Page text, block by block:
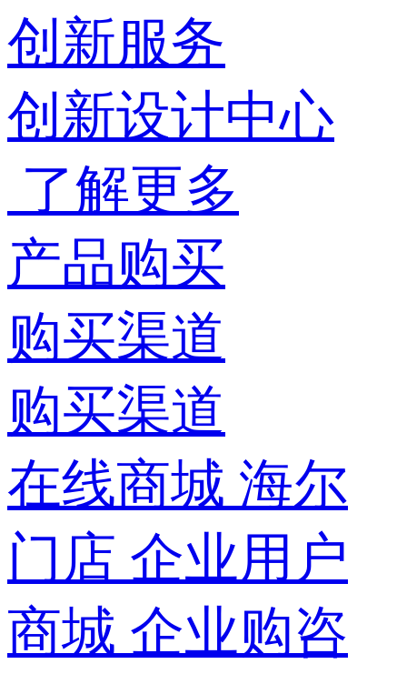
创新服务
创新设计中心
了解更多
产品购买
购买渠道
购买渠道
在线商城 海尔
门店 企业用户
商城 企业购咨